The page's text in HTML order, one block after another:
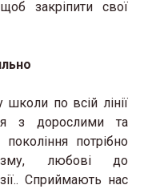
закріпити свої
по всій лінії
з дорослими та
потрібно
любові до
Сприймають нас